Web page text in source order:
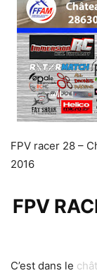
FPV racer 28 –
2016
FPV
C’est dans le